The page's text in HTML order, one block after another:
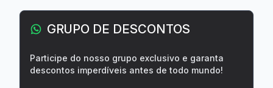
GRUPO DE DESCONTOS
Participe do nosso grupo exclusivo e garanta
descontos imperdíveis antes de todo mundo!